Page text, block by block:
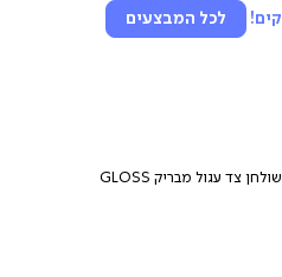
לכל המבצעים
שולחן צד עגול מבריק GLOSS